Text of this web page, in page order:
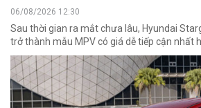
06/08/2026 12:30
Sau thời gian ra mắt chưa lâu, Hyundai
trở thành mẫu MPV có giá dễ tiếp cận nhất